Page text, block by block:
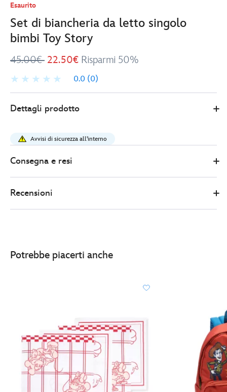
Esaurito
Set di biancheria da letto singolo
bimbi Toy Story
45.00€ 22.50€ Risparmi 50%
0.0 (0)
Store
22.50
biancheria-
da-
bimbi-
toy-
Dettagli prodotto
Avvisi di sicurezza all'interno
Consegna e resi
Recensioni
Potrebbe piacerti anche